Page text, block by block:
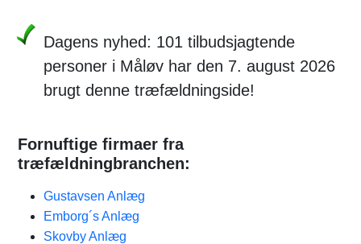
Dagens nyhed: 101 tilbudsjagtende
personer i Måløv har den 7. august 2026
brugt denne træfældningside!
Fornuftige firmaer fra
træfældningbranchen:
Gustavsen Anlæg​
Emborg´s Anlæg
Skovby Anlæg